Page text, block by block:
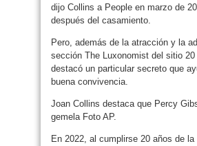
dijo Collins a People en marzo de
después del casamiento.
Pero, además de la atracción y la
sección The Luxonomist del sitio 20
destacó un particular secreto que
buena convivencia.
Joan Collins destaca que Percy
gemela Foto AP.
En 2022, al cumplirse 20 años de